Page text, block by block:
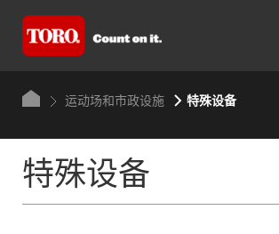
运动场和市政设施 特殊设备
特殊设备